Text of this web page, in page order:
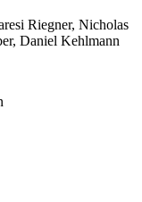
Riegner, Nicholas
Daniel Kehlmann